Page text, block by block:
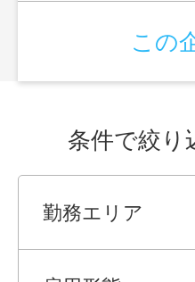
この
条件で絞り
勤務エリア